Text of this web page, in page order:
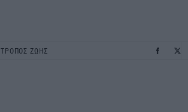
ΤΡΟΠΟΣ ΖΩΗΣ